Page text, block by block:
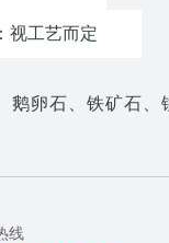
视工艺而定
鹅卵石、铁矿石、
线